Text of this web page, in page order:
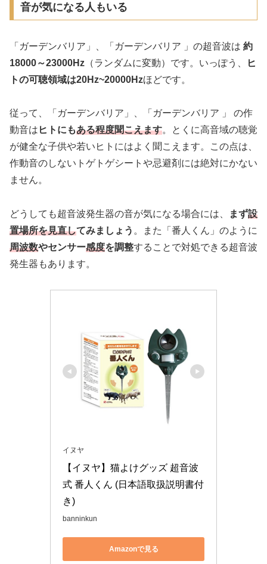
音が気になる人もいる
「ガーデンバリア」、「ガーデンバリア 」の超音波は 約
18000～23000Hz （ランダムに変動）です。いっぽう、
ヒ
トの可聴領域は20Hz~20000Hzほどです。
従って、「ガーデンバリア」、「ガーデンバリア 」 の作
動音は ヒトにもある程度聞こえます。とくに高音域の聴覚
が健全な子供や若いヒトにはよく聞こえます。この点は、
作動音のしないトゲトゲシートや忌避剤には絶対にかない
ません。
どうしても超音波発生器の音が気になる場合には、 まず設
置場所を見直してみましょう 。また「番人くん」のように
周波数やセンサー感度を調整することで対処できる超音波
発生器もあります。
イヌヤ
【イヌヤ】猫よけグッズ 超音波
式 番人くん (日本語取扱説明書付
き)
banninkun
Amazonで見る